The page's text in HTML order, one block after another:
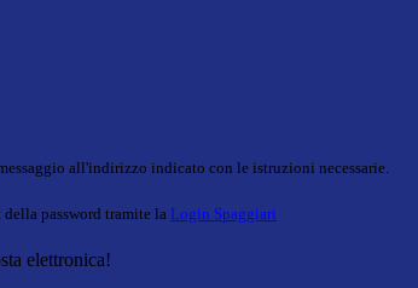
all'indirizzo indicato con le istruzioni necessarie.
password tramite la Login Spaggiari
elettronica!